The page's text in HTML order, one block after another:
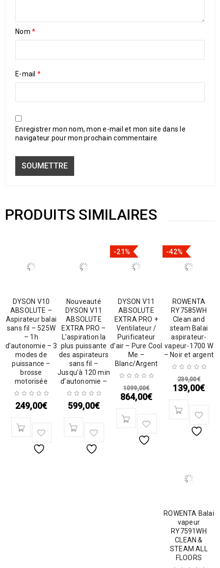
Nom *
E-mail *
Enregistrer mon nom, mon e-mail et mon site dans le
navigateur pour mon prochain commentaire.
PRODUITS SIMILAIRES
DYSON V10
ABSOLUTE –
Aspirateur balai
sans fil – 525W
– 1h
d’autonomie – 3
modes de
puissance –
brosse
motorisée
249,00€
Nouveauté
DYSON V11
ABSOLUTE
EXTRA PRO –
L’aspiration la
plus puissante
des aspirateurs
sans fil –
Jusqu’à 120 min
d’autonomie –
599,00€
-21%
DYSON V11
ABSOLUTE
EXTRA PRO +
Ventilateur /
Purificateur
d’air – Pure Cool
Me –
Blanc/Argent
1099,00€
864,00€
-42%
ROWENTA
RY7585WH
Clean and
steam Balai
aspirateur-
vapeur-1700 W
– Noir et argent
239,00€
139,00€
ROWENTA Balai
vapeur
RY7591WH
CLEAN &
STEAM ALL
FLOORS